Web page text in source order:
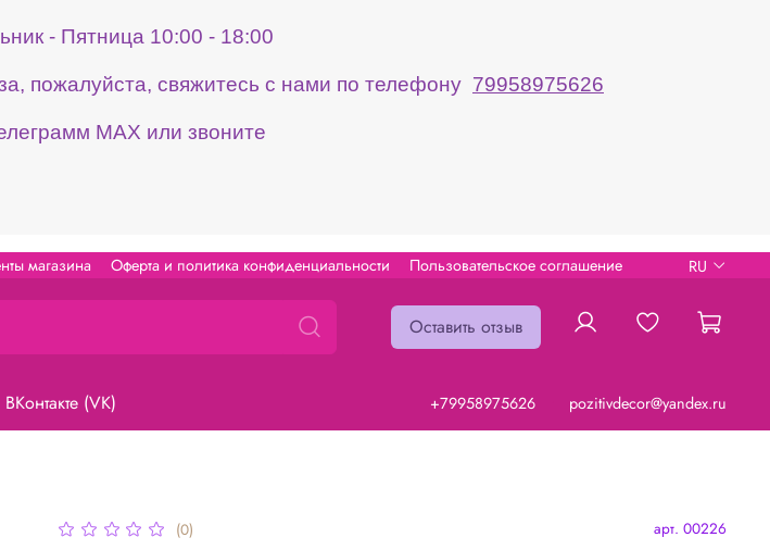
- Пятница 10:00 - 18:00
пожалуйста, свяжитесь с нами по телефону 79958975626
МАХ или звоните
магазина Оферта и политика конфиденциальности Пользовательское соглашение RU
Оставить отзыв
ВКонтакте (VK) +79958975626 pozitivdecor@yandex.ru
(0) арт. 00226